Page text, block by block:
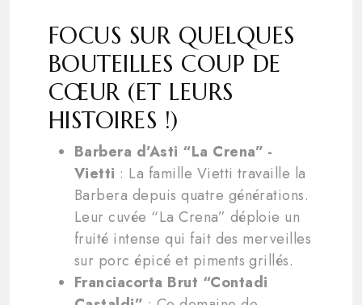
FOCUS SUR QUELQUES
BOUTEILLES COUP DE
CŒUR (ET LEURS
HISTOIRES !)
Barbera d’Asti “La Crena” -
Vietti : La famille Vietti travaille la
Barbera depuis quatre générations.
Leur cuvée “La Crena” déploie un
fruité intense qui fait des merveilles
sur porc épicé et piments grillés.
Franciacorta Brut “Contadi